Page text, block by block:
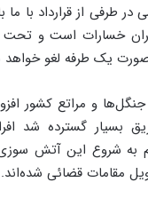
طرفی از قرارداد با ما
خسارات است و تحت
صورت یک طرفه لغو
و مراتع کشور
بسیار گسترده شد
به شروع این آتش
مقامات قضائی شده‌اند.